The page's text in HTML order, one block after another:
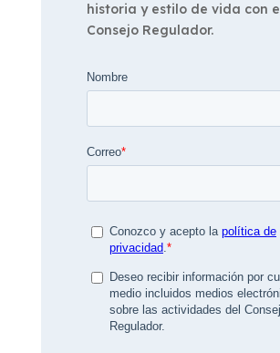
historia y estilo de vida con el
Consejo Regulador.